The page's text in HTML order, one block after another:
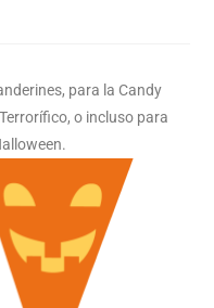
para la Candy
o incluso para